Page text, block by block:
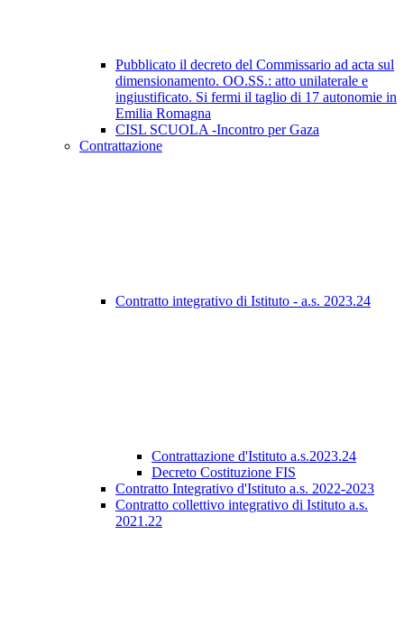
Pubblicato il decreto del Commissario ad acta sul
dimensionamento. OO.SS.: atto unilaterale e
ingiustificato. Si fermi il taglio di 17 autonomie in
Emilia Romagna
CISL SCUOLA -Incontro per Gaza
Contrattazione
Contratto integrativo di Istituto - a.s. 2023.24
Contrattazione d'Istituto a.s.2023.24
Decreto Costituzione FIS
Contratto Integrativo d'Istituto a.s. 2022-2023
Contratto collettivo integrativo di Istituto a.s.
2021.22